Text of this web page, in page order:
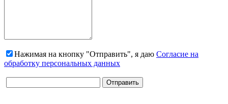
Нажимая на кнопку "Отправить", я даю Согласие на
обработку персональных данных